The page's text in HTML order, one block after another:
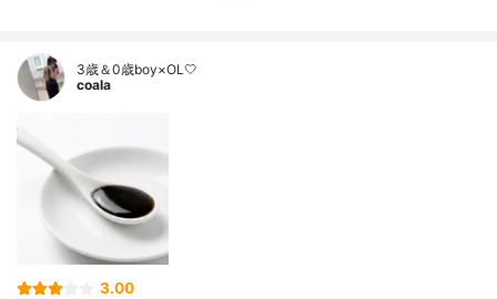
3歳＆0歳boy×OL🤍
coala
3.00